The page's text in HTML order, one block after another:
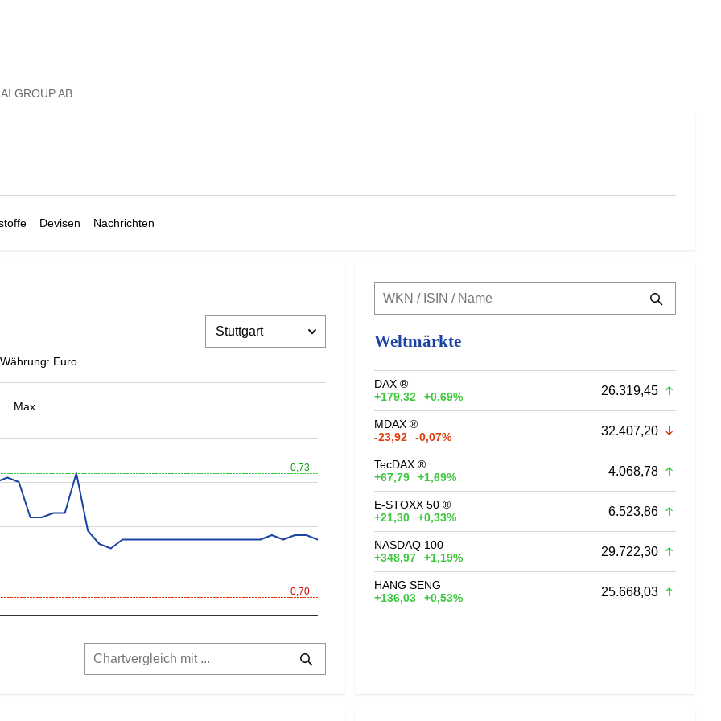
GROUP AB
Devisen Nachrichten
Währung: Euro
Max
0,73
0,70
Weltmärkte
DAX ®
+179,32
+0,69% 26.319,45
MDAX ®
-23,92
-0,07% 32.407,20
TecDAX ®
+67,79
+1,69% 4.068,78
E-STOXX 50 ®
+21,30
+0,33% 6.523,86
NASDAQ 100
+348,97
+1,19% 29.722,30
HANG SENG
+136,03
+0,53% 25.668,03